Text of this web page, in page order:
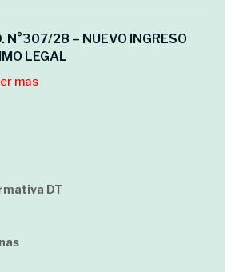
N°307/28 – NUEVO INGRESO
LEGAL
mas
DT